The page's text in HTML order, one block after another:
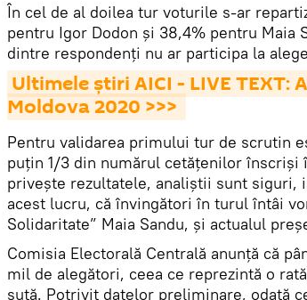
În cel de al doilea tur voturile s-ar
pentru Igor Dodon și 38,4% pentru Maia
dintre respondenți nu ar participa la
Ultimele știri AICI - LIVE TEXT:
Moldova 2020 >>>
Pentru validarea primului tur de scrutin
puțin 1/3 din numărul cetățenilor înscriși
privește rezultatele, analiștii sunt siguri,
acest lucru, că învingători în turul întâi
Solidaritate” Maia Sandu, și actualul
Comisia Electorală Centrală anunță că
mil de alegători, ceea ce reprezintă o
sută. Potrivit datelor preliminare, odată